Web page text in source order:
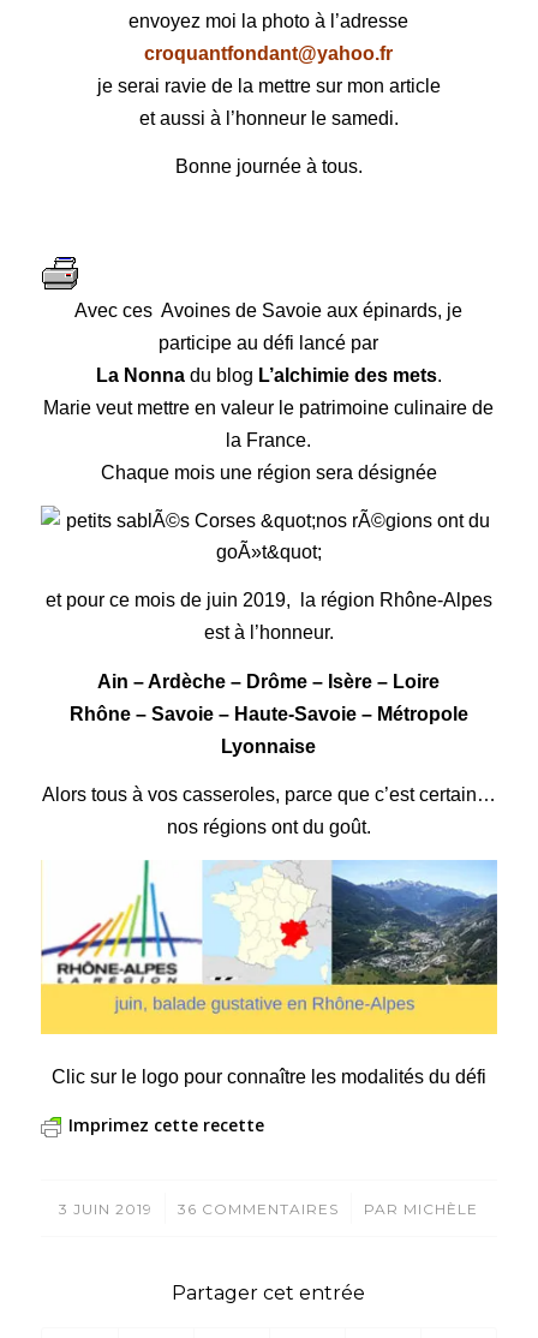
envoyez moi la photo à l’adresse
croquantfondant@yahoo.fr
je serai ravie de la mettre sur mon article
et aussi à l’honneur le samedi.
Bonne journée à tous.
Avec ces Avoines de Savoie aux épinards, je
participe au défi lancé par
La Nonnadu blog L’alchimie des mets.
Marie veut mettre en valeur le patrimoine culinaire de
la France.
Chaque mois une région sera désignée
et pour ce mois de juin 2019, la région Rhône-Alpes
est à l’honneur.
Ain – Ardèche – Drôme – Isère – Loire
Rhône – Savoie – Haute-Savoie – Métropole
Lyonnaise
Alors tous à vos casseroles, parce que c’est certain…
nos régions ont du goût.
Clic sur le logo pour connaître les modalités du défi
Imprimez cette recette
3 JUIN 2019
/ 36 COMMENTAIRES
/ PAR MICHÈLE
Partager cet entrée